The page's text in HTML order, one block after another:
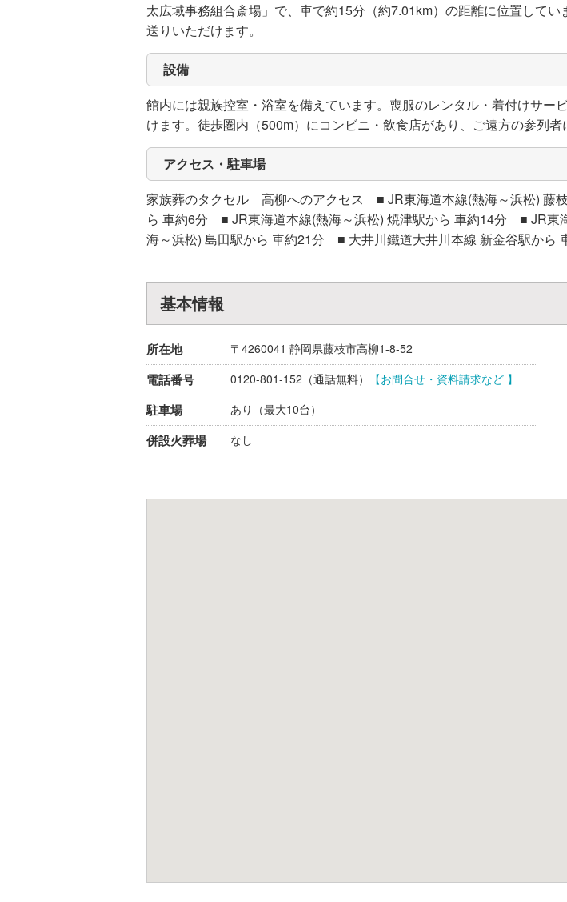
太広域事務組合斎場」で、車で約15分（約7.01km）の距離に位置して
送りいただけます。
設備
館内には親族控室・浴室を備えています。喪服のレンタル・着付けサ
けます。徒歩圏内（500m）にコンビニ・飲食店があり、ご遠方の参列
アクセス・駐車場
家族葬のタクセル 高柳へのアクセス ■ JR東海道本線(熱海～浜松) 藤
ら 車約6分 ■ JR東海道本線(熱海～浜松) 焼津駅から 車約14分 ■ JR
海～浜松) 島田駅から 車約21分 ■ 大井川鐵道大井川本線 新金谷駅から
基本情報
所在地 〒4260041 静岡県藤枝市高柳1-8-52
電話番号 0120-801-152 （通話無料） 【お問合せ・資料請求など 】
駐車場 あり（最大10台）
併設火葬場 なし